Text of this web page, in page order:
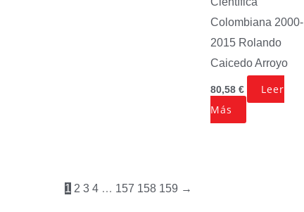
Colombiana 2000-
2015 Rolando
Caicedo Arroyo
80,58 €
Leer
Más
1 2 3 4 … 157 158 159 →